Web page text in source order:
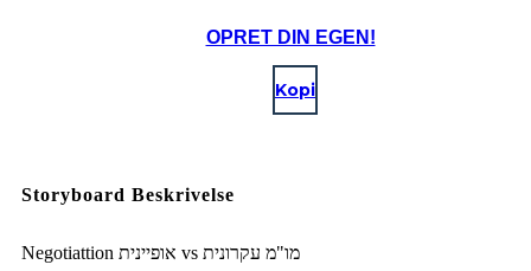
OPRET DIN EGEN!
Kopi
Storyboard Beskrivelse
Negotiattion אופיינית vs מו"מ עקרונית